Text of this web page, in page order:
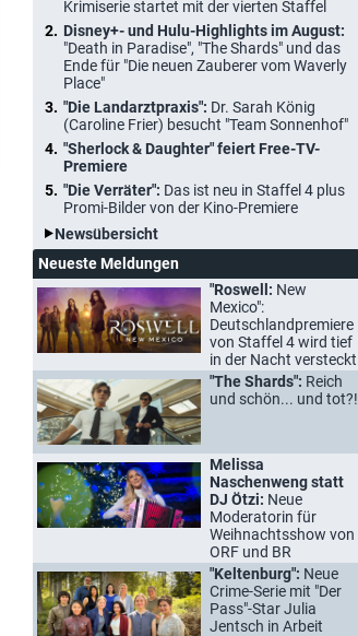
Krimiserie startet mit der vierten Staffel
Disney+- und Hulu-Highlights im August:
"Death in Paradise", "The Shards" und das
Ende für "Die neuen Zauberer vom Waverly
Place"
"Die Landarztpraxis": Dr. Sarah König
(Caroline Frier) besucht "Team Sonnenhof"
"Sherlock & Daughter" feiert Free-TV-
Premiere
"Die Verräter": Das ist neu in Staffel 4 plus
Promi-Bilder von der Kino-Premiere
Newsübersicht
Neueste Meldungen
"Roswell: New
Mexico":
Deutschlandpremiere
von Staffel 4 wird tief
in der Nacht versteckt
"The Shards": Reich
und schön... und tot?!
Melissa
Naschenweng statt
DJ Ötzi: Neue
Moderatorin für
Weihnachtsshow von
ORF und BR
"Keltenburg": Neue
Crime-Serie mit "Der
Pass"-Star Julia
Jentsch in Arbeit